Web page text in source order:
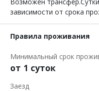
зависимости от срока
Правила проживания
Минимальный срок
от 1 суток
Заезд